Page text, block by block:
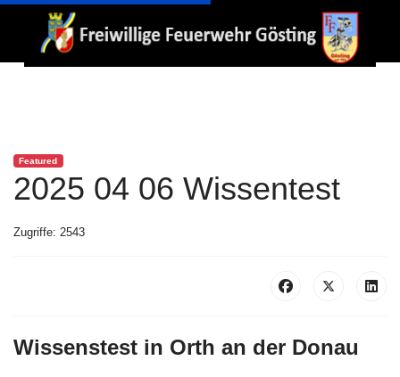
Featured
2025 04 06 Wissentest
Zugriffe: 2543
Wissenstest in Orth an der Donau